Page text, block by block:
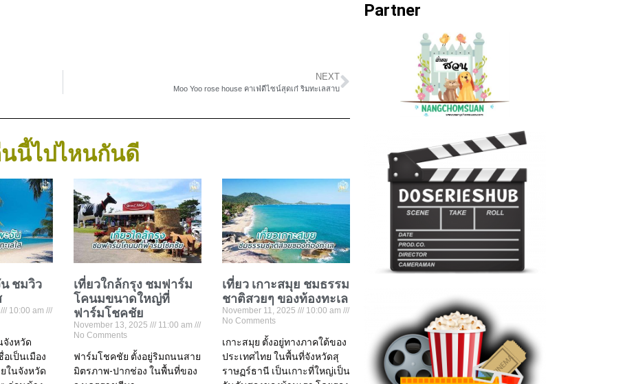
NEXT
Moo Yoo rose house คาเฟ่ดีไซน์สุดเก๋ ริมทะเลสาบ
นี้ไปไหนกันดี
น ชมวิว
10:00 am
จังหวัด
เป็นเมือง
ในจังหวัด
เที่ยวใกล้กรุง ชมฟาร์ม
โคนมขนาดใหญ่ที่
ฟาร์มโชคชัย
November 13, 2025
11:00 am
No Comments
ฟาร์มโชคชัย ตั้งอยู่ริมถนนสาย
มิตรภาพ-ปากช่อง ในพื้นที่ของ
เที่ยว เกาะสมุย ชมธรรม
ชาติสวยๆ ของท้องทะเล
November 11, 2025
10:00 am
No Comments
เกาะสมุย ตั้งอยู่ทางภาคใต้ของ
ประเทศไทย ในพื้นที่จังหวัดสุ
ราษฏร์ธานี เป็นเกาะที่ใหญ่เป็น
Partner